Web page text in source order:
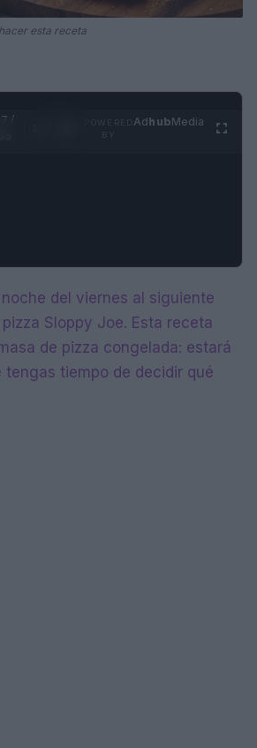
esta receta
/
AdhubMedia
del viernes al siguiente
Sloppy Joe. Esta receta
de pizza congelada: estará
tengas tiempo de decidir qué